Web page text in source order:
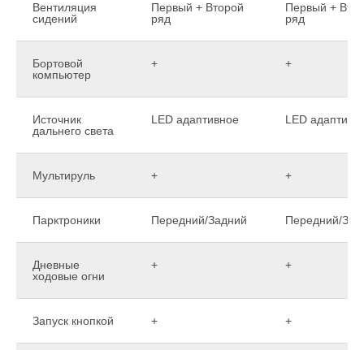
Вентиляция
сидений
Первый + Второй
ряд
Первый +
ряд
Бортовой
компьютер
+ +
Источник
дальнего света
LED адаптивное LED
Мультируль + +
Парктроники Передний/Задний Передний/
Дневные
ходовые огни
+ +
Запуск кнопкой + +